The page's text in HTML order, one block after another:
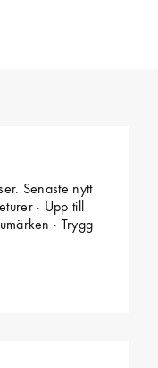
Senaste nytt
· Upp till
· Trygg